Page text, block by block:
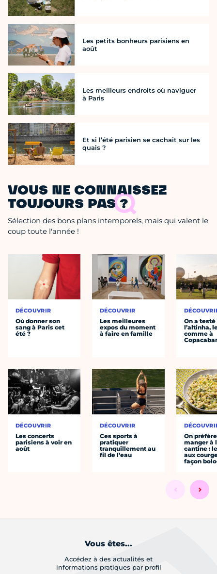
Les petits bonheurs parisiens en
août
Les meilleurs endroits où naviguer
à Paris
Et si l’été parisien se cachait sur les
quais ?
VOUS NE CONNAISSEZ
TOUJOURS PAS ?
Sélection des bons plans intemporels, mais qui valent le
coup toute l'année !
DÉCOUVRIR
Où donner son
sang à Paris cet
été ?
DÉCOUVRIR
Les concerts
parisiens à voir en
août
DÉCOUVRIR
Les meilleures
expos du moment
à faire en famille
DÉCOUVRIR
Ces sports à
pratiquer
tranquillement au
fil de l’eau
On a testé
l’altinha,
comme à
On préfère
manger à
cantine :
aux
façon
Vous êtes...
Accédez à des actualités et
informations pratiques par profil